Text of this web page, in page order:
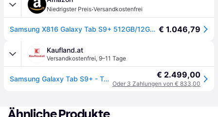
Niedrigster Preis·Versandkostenfrei
Samsung X816 Galaxy Tab S9+ 512GB/12GB RAM 5G beige € 1.046,79
Kaufland.at
Versandkostenfrei, 9–11 Tage
Samsung Galaxy Tab S9+ - Tablet - Android 13 - 512 GB - 31.5 cm (12.4") Dynamic AMOLED 2X (2800 x 1752) - microSD-Steckplatz € 2.499,00
Oder 3 Zahlungen von € 833,00